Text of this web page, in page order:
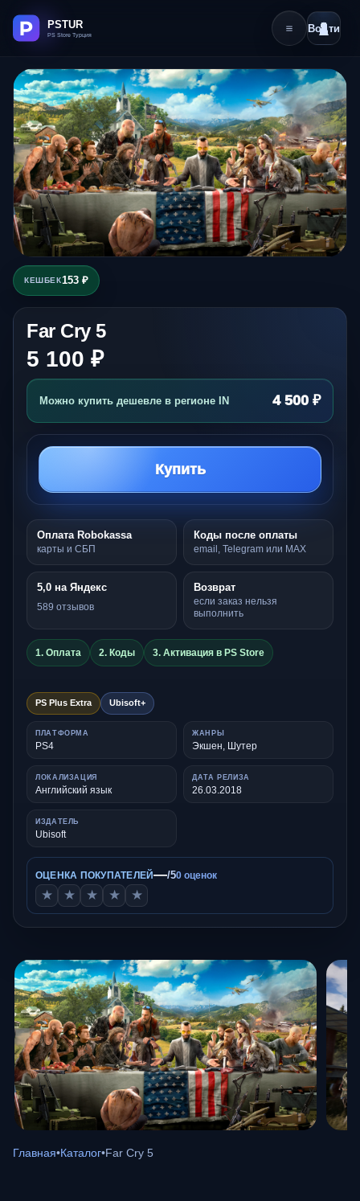
Войти
КЕШБЕК153 ₽
Far Cry 5
5 100 ₽
Можно купить дешевле в регионе IN 4 500 ₽
Купить
Оплата Robokassa
карты и СБП
Коды после оплаты
email, Telegram или MAX
5,0 на Яндекс
589 отзывов
Возврат
если заказ нельзя
выполнить
1. Оплата 2. Коды 3. Активация в PS Store
PS Plus Extra Ubisoft+
ПЛАТФОРМА
PS4
ЖАНРЫ
Экшен, Шутер
ЛОКАЛИЗАЦИЯ
Английский язык
ДАТА РЕЛИЗА
26.03.2018
ИЗДАТЕЛЬ
Ubisoft
ОЦЕНКА ПОКУПАТЕЛЕЙ—/50 оценок
★ ★ ★ ★ ★
Главная•Каталог•Far Cry 5